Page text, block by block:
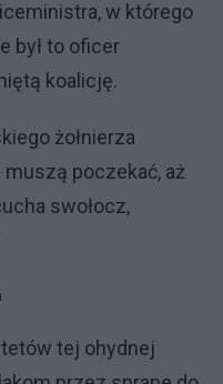
w którego
był to oficer
koalicję.
żołnierza
poczekać, aż
swołocz,
tej ohydnej